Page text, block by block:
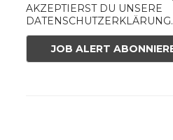
AKZEPTIERST DU UNSERE
DATENSCHUTZERKLÄRUNG.